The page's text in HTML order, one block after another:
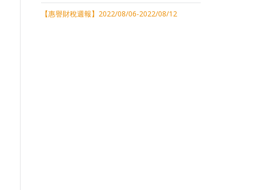
【惠譽財稅週報】2022/08/06-2022/08/12